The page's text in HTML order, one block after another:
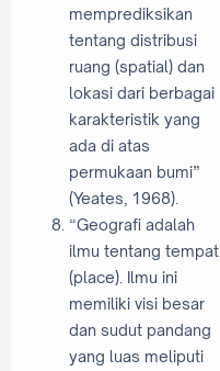
memprediksikan
tentang distribusi
ruang (spatial) dan
lokasi dari berbagai
karakteristik yang
ada di atas
permukaan bumi”
(Yeates, 1968).
“Geografi adalah
ilmu tentang tempat
(place). Ilmu ini
memiliki visi besar
dan sudut pandang
yang luas meliputi